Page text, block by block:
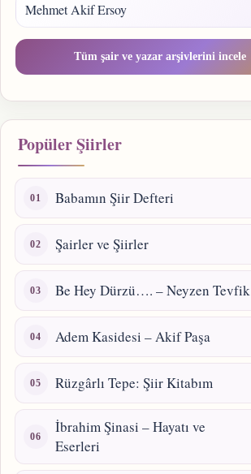
Mehmet Akif Ersoy
Tüm şair ve yazar arşivlerini incele
Popüler Şiirler
Babamın Şiir Defteri
Şairler ve Şiirler
Be Hey Dürzü…. – Neyzen Tevfik
Adem Kasidesi – Akif Paşa
Rüzgârlı Tepe: Şiir Kitabım
İbrahim Şinasi – Hayatı ve
Eserleri